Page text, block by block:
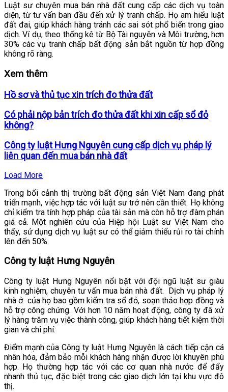
Luật sư chuyên mua bán nhà đất cung cấp các dịch vụ toàn
diện, từ tư vấn ban đầu đến xử lý tranh chấp. Họ am hiểu luật
đất đai, giúp khách hàng tránh các sai sót phổ biến trong giao
dịch. Ví dụ, theo thống kê từ Bộ Tài nguyên và Môi trường, hơn
30% các vụ tranh chấp bất động sản bắt nguồn từ hợp đồng
không rõ ràng.
Xem thêm
Hồ sơ và thủ tục xin trích đo thửa đất
Có phải nộp bản trích đo thửa đất khi xin cấp sổ đỏ
không?
Công ty luật Hưng Nguyên cung cấp dịch vụ pháp lý
liên quan đến mua bán nhà đất
Load More
Trong bối cảnh thị trường bất động sản Việt Nam đang phát
triển mạnh, việc hợp tác với luật sư trở nên cần thiết. Họ không
chỉ kiểm tra tính hợp pháp của tài sản mà còn hỗ trợ đàm phán
giá cả. Một nghiên cứu của Hiệp hội Luật sư Việt Nam cho
thấy, sử dụng dịch vụ luật sư có thể giảm thiểu rủi ro tài chính
lên đến 50%.
Công ty luật Hưng Nguyên
Công ty luật Hưng Nguyên nổi bật với đội ngũ luật sư giàu
kinh nghiệm, chuyên tư vấn mua bán nhà đất.
Dịch vụ pháp lý
nhà ở của họ bao gồm kiểm tra sổ đỏ, soạn thảo hợp đồng và
hỗ trợ công chứng. Với hơn 10 năm hoạt động, công ty đã xử
lý hàng trăm vụ việc thành công, giúp khách hàng tiết kiệm thời
gian và chi phí.
Điểm mạnh của Công ty luật Hưng Nguyên là cách tiếp cận cá
nhân hóa, đảm bảo mỗi khách hàng nhận được lời khuyên phù
hợp. Họ thường hợp tác với các cơ quan nhà nước để đẩy
nhanh thủ tục, đặc biệt trong các giao dịch lớn tại khu vực đô
thị.